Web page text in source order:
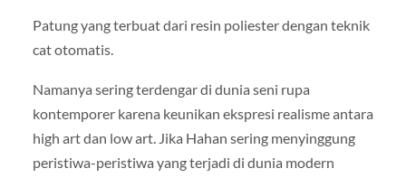
Patung yang terbuat dari resin poliester dengan teknik
cat otomatis.
Namanya sering terdengar di dunia seni rupa
kontemporer karena keunikan ekspresi realisme antara
high art dan low art. Jika Hahan sering menyinggung
peristiwa-peristiwa yang terjadi di dunia modern